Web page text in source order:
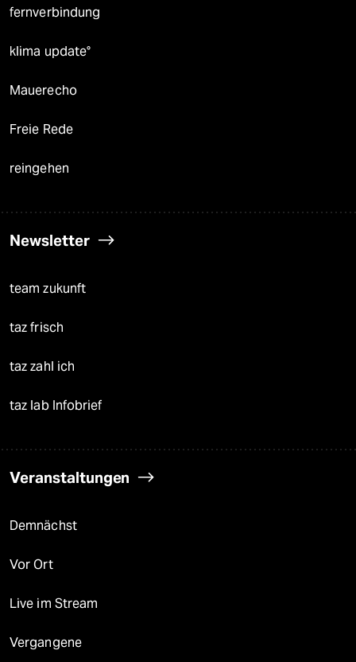
fernverbindung
klima update°
Mauerecho
Freie Rede
reingehen
Newsletter
team zukunft
taz frisch
taz zahl ich
taz lab Infobrief
Veranstaltungen
Demnächst
Vor Ort
Live im Stream
Vergangene